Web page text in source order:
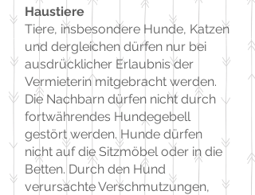
Haustiere
Tiere, insbesondere Hunde, Katzen
und dergleichen dürfen nur bei
ausdrücklicher Erlaubnis der
Vermieterin mitgebracht werden.
Die Nachbarn dürfen nicht durch
fortwährendes Hundegebell
gestört werden. Hunde dürfen
nicht auf die Sitzmöbel oder in die
Betten. Durch den Hund
verursachte Verschmutzungen,